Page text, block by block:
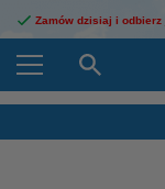
Zamów dzisiaj i odbierz